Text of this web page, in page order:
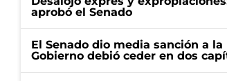
aprobó el Senado
El Senado dio media sanción a
Gobierno debió ceder en dos